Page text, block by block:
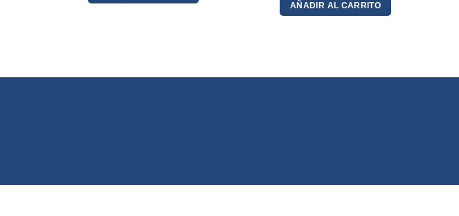
AÑADIR AL CARRITO